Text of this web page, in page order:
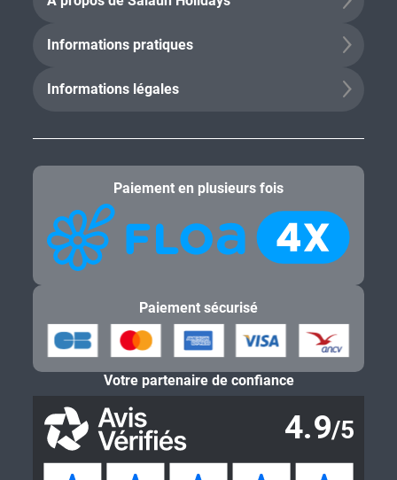
Informations pratiques
Informations légales
Paiement en plusieurs fois
Paiement sécurisé
Votre partenaire de confiance